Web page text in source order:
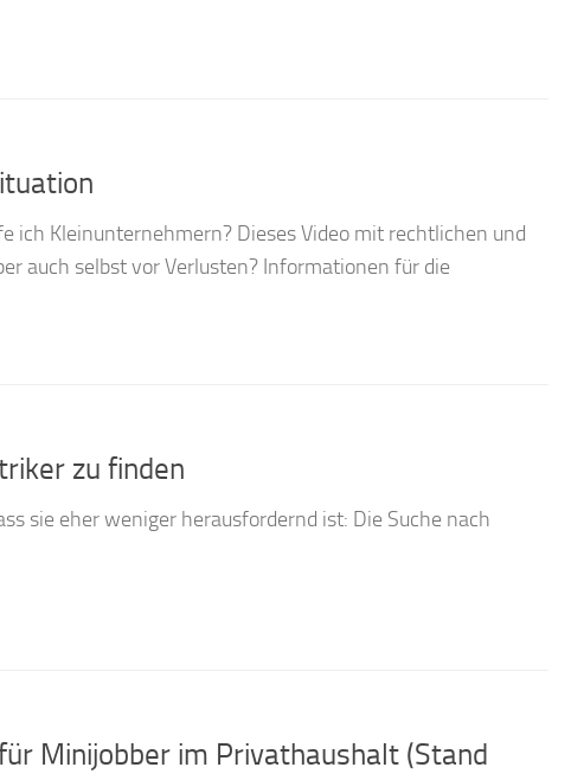
ich Kleinunternehmern? Dieses Video mit rechtlichen und
auch selbst vor Verlusten? Informationen für die
zu finden
sie eher weniger herausfordernd ist: Die Suche nach
Mini­jobber im Privat­haushalt (Stand